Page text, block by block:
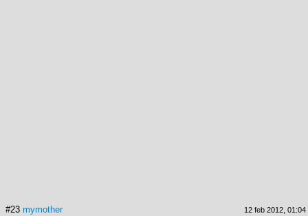
#23 mymother 12 feb 2012, 01:04